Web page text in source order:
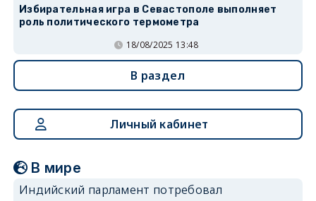
Избирательная игра в Севастополе выполняет
роль политического термометра
18/08/2025 13:48
В раздел
Личный кабинет
В мире
Индийский парламент потребовал